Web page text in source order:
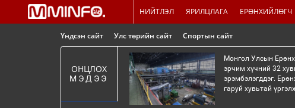
НИЙТЛЭЛ ЯРИЛЦЛАГА ЕРӨНХИЙЛӨГЧ
Үндсэн сайт Улс төрийн сайт Спортын сайт
ОНЦЛОХ
МЭДЭЭ
Монгол Улсын
эрчим хүчний 32
эрэмбэлэгддэг.
гаруй хувьтай